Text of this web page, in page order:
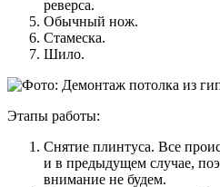
реверса.
Обычный нож.
Стамеска.
Шило.
Этапы работы:
Снятие плинтуса. Все
и в предыдущем случае,
внимание не будем.